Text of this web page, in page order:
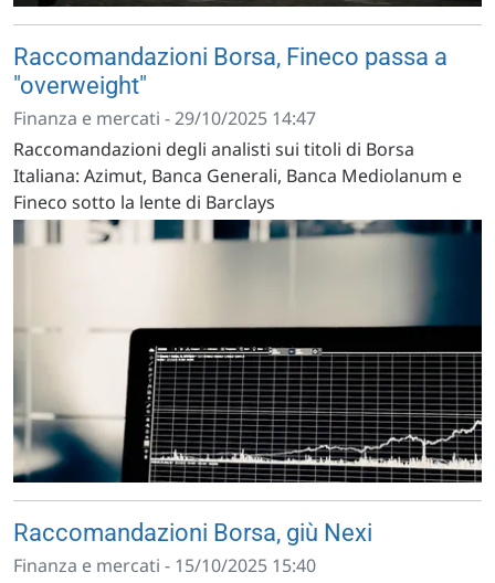
Raccomandazioni Borsa, Fineco passa a
"overweight"
Finanza e mercati - 29/10/2025 14:47
Raccomandazioni degli analisti sui titoli di Borsa
Italiana: Azimut, Banca Generali, Banca Mediolanum e
Fineco sotto la lente di Barclays
Raccomandazioni Borsa, giù Nexi
Finanza e mercati - 15/10/2025 15:40